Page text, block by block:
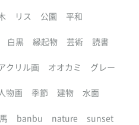
リス 公園 平和
白黒 縁起物 芸術 読書
クリル画 オオカミ グレー
物画 季節 建物 水面
馬 banbu nature sunset